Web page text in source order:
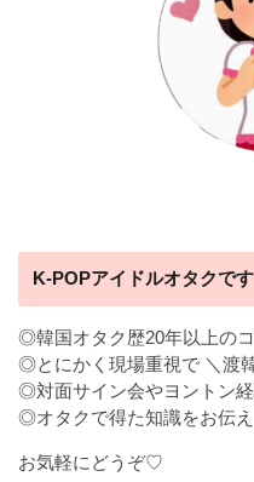
K-POPアイドルオタクです
◎韓国オタク歴20年以上の
◎とにかく現場重視で ＼渡
◎対面サイン会やヨントン
◎オタクで得た知識をお伝
お気軽にどうぞ♡